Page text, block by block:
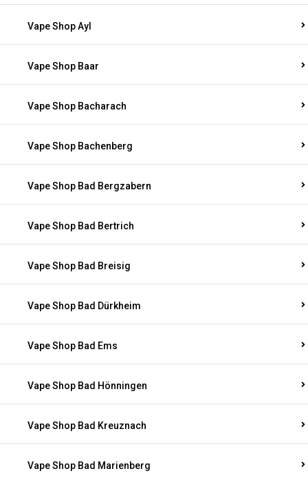
Vape Shop Ayl
Vape Shop Baar
Vape Shop Bacharach
Vape Shop Bachenberg
Vape Shop Bad Bergzabern
Vape Shop Bad Bertrich
Vape Shop Bad Breisig
Vape Shop Bad Dürkheim
Vape Shop Bad Ems
Vape Shop Bad Hönningen
Vape Shop Bad Kreuznach
Vape Shop Bad Marienberg